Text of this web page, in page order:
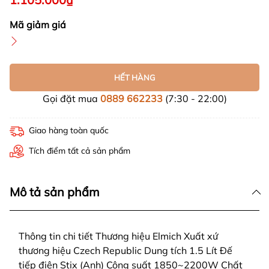
Mã giảm giá
HẾT HÀNG
Gọi đặt mua 0889 662233(7:30 - 22:00)
Giao hàng toàn quốc
Tích điểm tất cả sản phẩm
Mô tả sản phẩm
Thông tin chi tiết Thương hiệu Elmich Xuất xứ
thương hiệu Czech Republic Dung tích 1.5 Lít Đế
tiếp điện Stix (Anh) Công suất 1850~2200W Chất